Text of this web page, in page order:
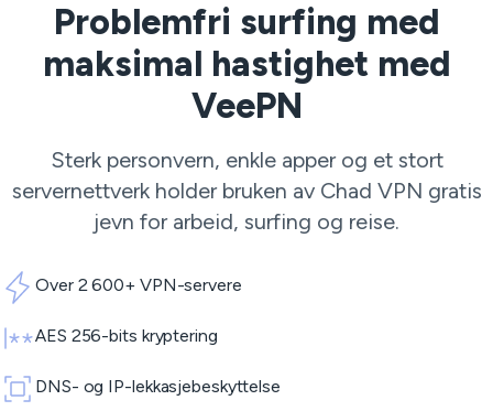
Problemfri surfing med
maksimal hastighet med
VeePN
Sterk personvern, enkle apper og et stort
servernettverk holder bruken av Chad VPN gratis
jevn for arbeid, surfing og reise.
Over 2 600+ VPN-servere
AES 256-bits kryptering
DNS- og IP-lekkasjebeskyttelse